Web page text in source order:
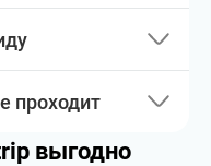
проходит
выгодно